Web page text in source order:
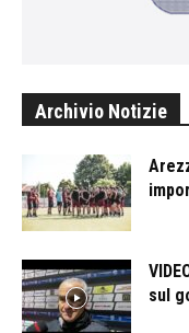
Archivio Notizie
sul